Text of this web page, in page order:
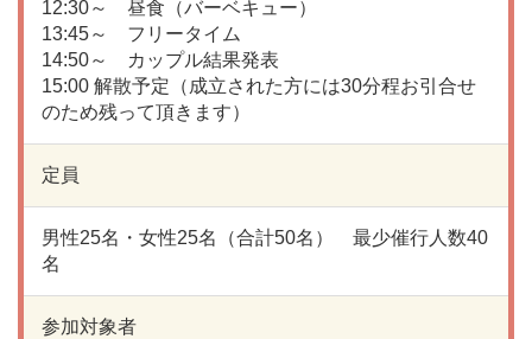
12:30～ 昼食（バーベキュー）
13:45～ フリータイム
14:50～ カップル結果発表
15:00 解散予定（成立された方には30分程お引合せ
のため残って頂きます）
定員
男性25名・女性25名（合計50名） 最少催行人数40
名
参加対象者